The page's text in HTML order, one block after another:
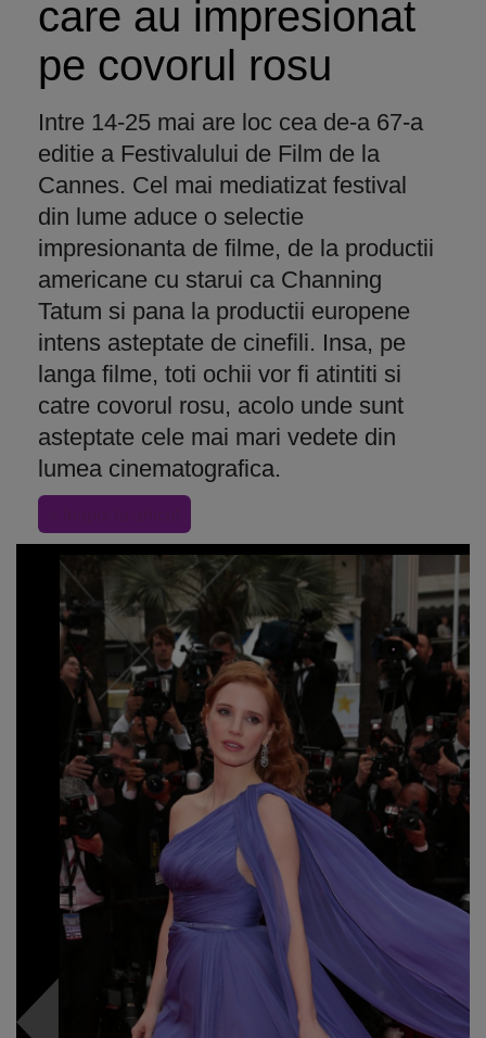
care au impresionat
pe covorul rosu
Intre 14-25 mai are loc cea de-a 67-a
editie a Festivalului de Film de la
Cannes. Cel mai mediatizat festival
din lume aduce o selectie
impresionanta de filme, de la productii
americane cu starui ca Channing
Tatum si pana la productii europene
intens asteptate de cinefili. Insa, pe
langa filme, toti ochii vor fi atintiti si
catre covorul rosu, acolo unde sunt
asteptate cele mai mari vedete din
lumea cinematografica.